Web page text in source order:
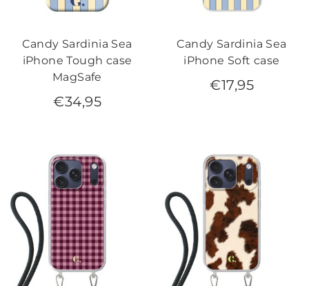
Candy Sardinia Sea
iPhone Tough case
MagSafe
€34,95
Candy Sardinia Sea
iPhone Soft case
€17,95